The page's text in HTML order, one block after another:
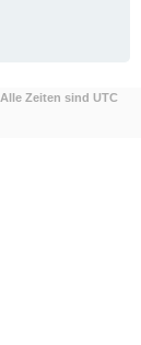
Alle Zeiten sind UTC